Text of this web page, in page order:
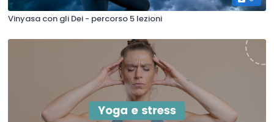
Vinyasa con gli Dei - percorso 5 lezioni